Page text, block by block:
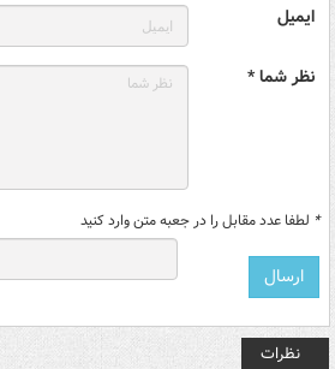
ایمیل
نظر شما *
* لطفا عدد مقابل را در جعبه متن وارد کنید
نظرات